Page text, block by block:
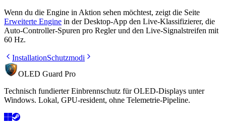
Wenn du die Engine in Aktion sehen möchtest, zeigt die Seite
Erweiterte Engine in der Desktop-App den Live-Klassifizierer, die
Auto-Controller-Spuren pro Regler und den Live-Signalstreifen mit
60 Hz.
InstallationSchutzmodi
OLED Guard Pro
Technisch fundierter Einbrennschutz für OLED-Displays unter
Windows. Lokal, GPU-resident, ohne Telemetrie-Pipeline.